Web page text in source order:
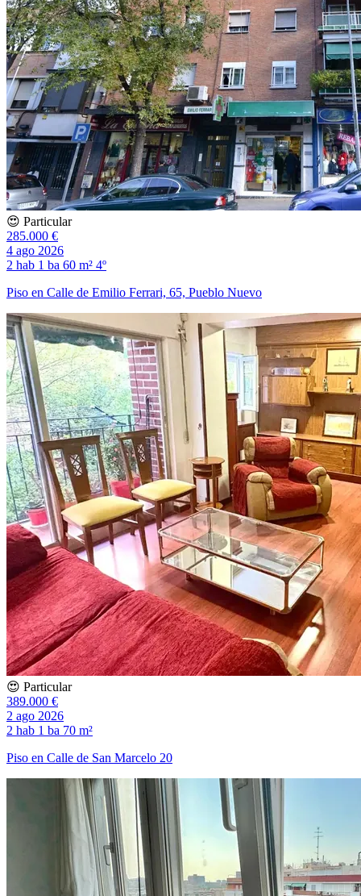
😍 Particular
285.000 €
4 ago 2026
2 hab 1 ba 60 m² 4º
Piso en Calle de Emilio Ferrari, 65, Pueblo Nuevo
😍 Particular
389.000 €
2 ago 2026
2 hab 1 ba 70 m²
Piso en Calle de San Marcelo 20